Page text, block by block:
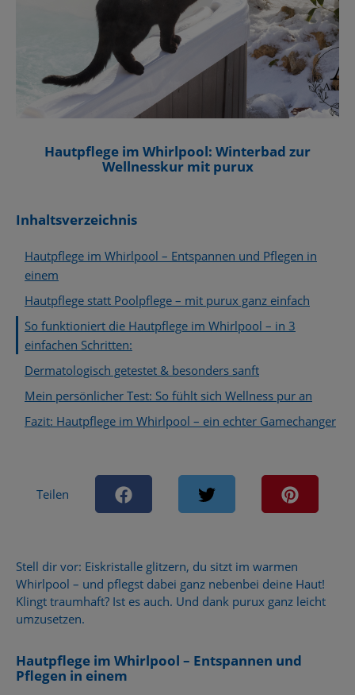
Hautpflege im Whirlpool: Winterbad zur
Wellnesskur mit purux
Inhaltsverzeichnis
Hautpflege im Whirlpool – Entspannen und Pflegen in
einem
Hautpflege statt Poolpflege – mit purux ganz einfach
So funktioniert die Hautpflege im Whirlpool – in 3
einfachen Schritten:
Dermatologisch getestet & besonders sanft
Mein persönlicher Test: So fühlt sich Wellness pur an
Fazit: Hautpflege im Whirlpool – ein echter Gamechanger
Teilen
Stell dir vor: Eiskristalle glitzern, du sitzt im warmen
Whirlpool – und pflegst dabei ganz nebenbei deine Haut!
Klingt traumhaft? Ist es auch. Und dank purux ganz leicht
umzusetzen.
Hautpflege im Whirlpool – Entspannen und
Pflegen in einem